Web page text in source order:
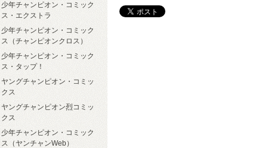
少年チャンピオン・コミック
ス・エクストラ
少年チャンピオン・コミック
ス（チャンピオンクロス）
少年チャンピオン・コミック
ス・タップ！
ヤングチャンピオン・コミッ
クス
ヤングチャンピオン烈コミッ
クス
少年チャンピオン・コミック
ス（ヤンチャンWeb）